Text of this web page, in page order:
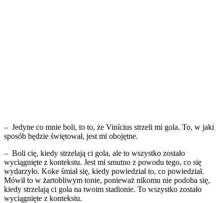
– Jedyne co mnie boli, to to, że Vinícius strzeli mi gola. To, w jaki
sposób będzie świętował, jest mi obojętne.
– Boli cię, kiedy strzelają ci gola, ale to wszystko zostało
wyciągnięte z kontekstu. Jest mi smutno z powodu tego, co się
wydarzyło. Koke śmiał się, kiedy powiedział to, co powiedział.
Mówił to w żartobliwym tonie, ponieważ nikomu nie podoba się,
kiedy strzelają ci gola na twoim stadionie. To wszystko zostało
wyciągnięte z kontekstu.